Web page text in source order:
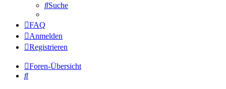
Suche
FAQ
Anmelden
Registrieren
Foren-Übersicht
Suche